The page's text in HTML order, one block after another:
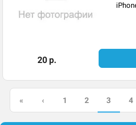
20 р.
« ‹ 1 2 3 4